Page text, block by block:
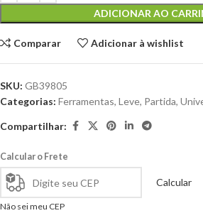
ADICIONAR AO
Comparar Adicionar à wishlist
SKU: GB39805
Categorias: Ferramentas, Leve, Partida,
Compartilhar:
Calcular o Frete
Calcular
Não sei meu CEP